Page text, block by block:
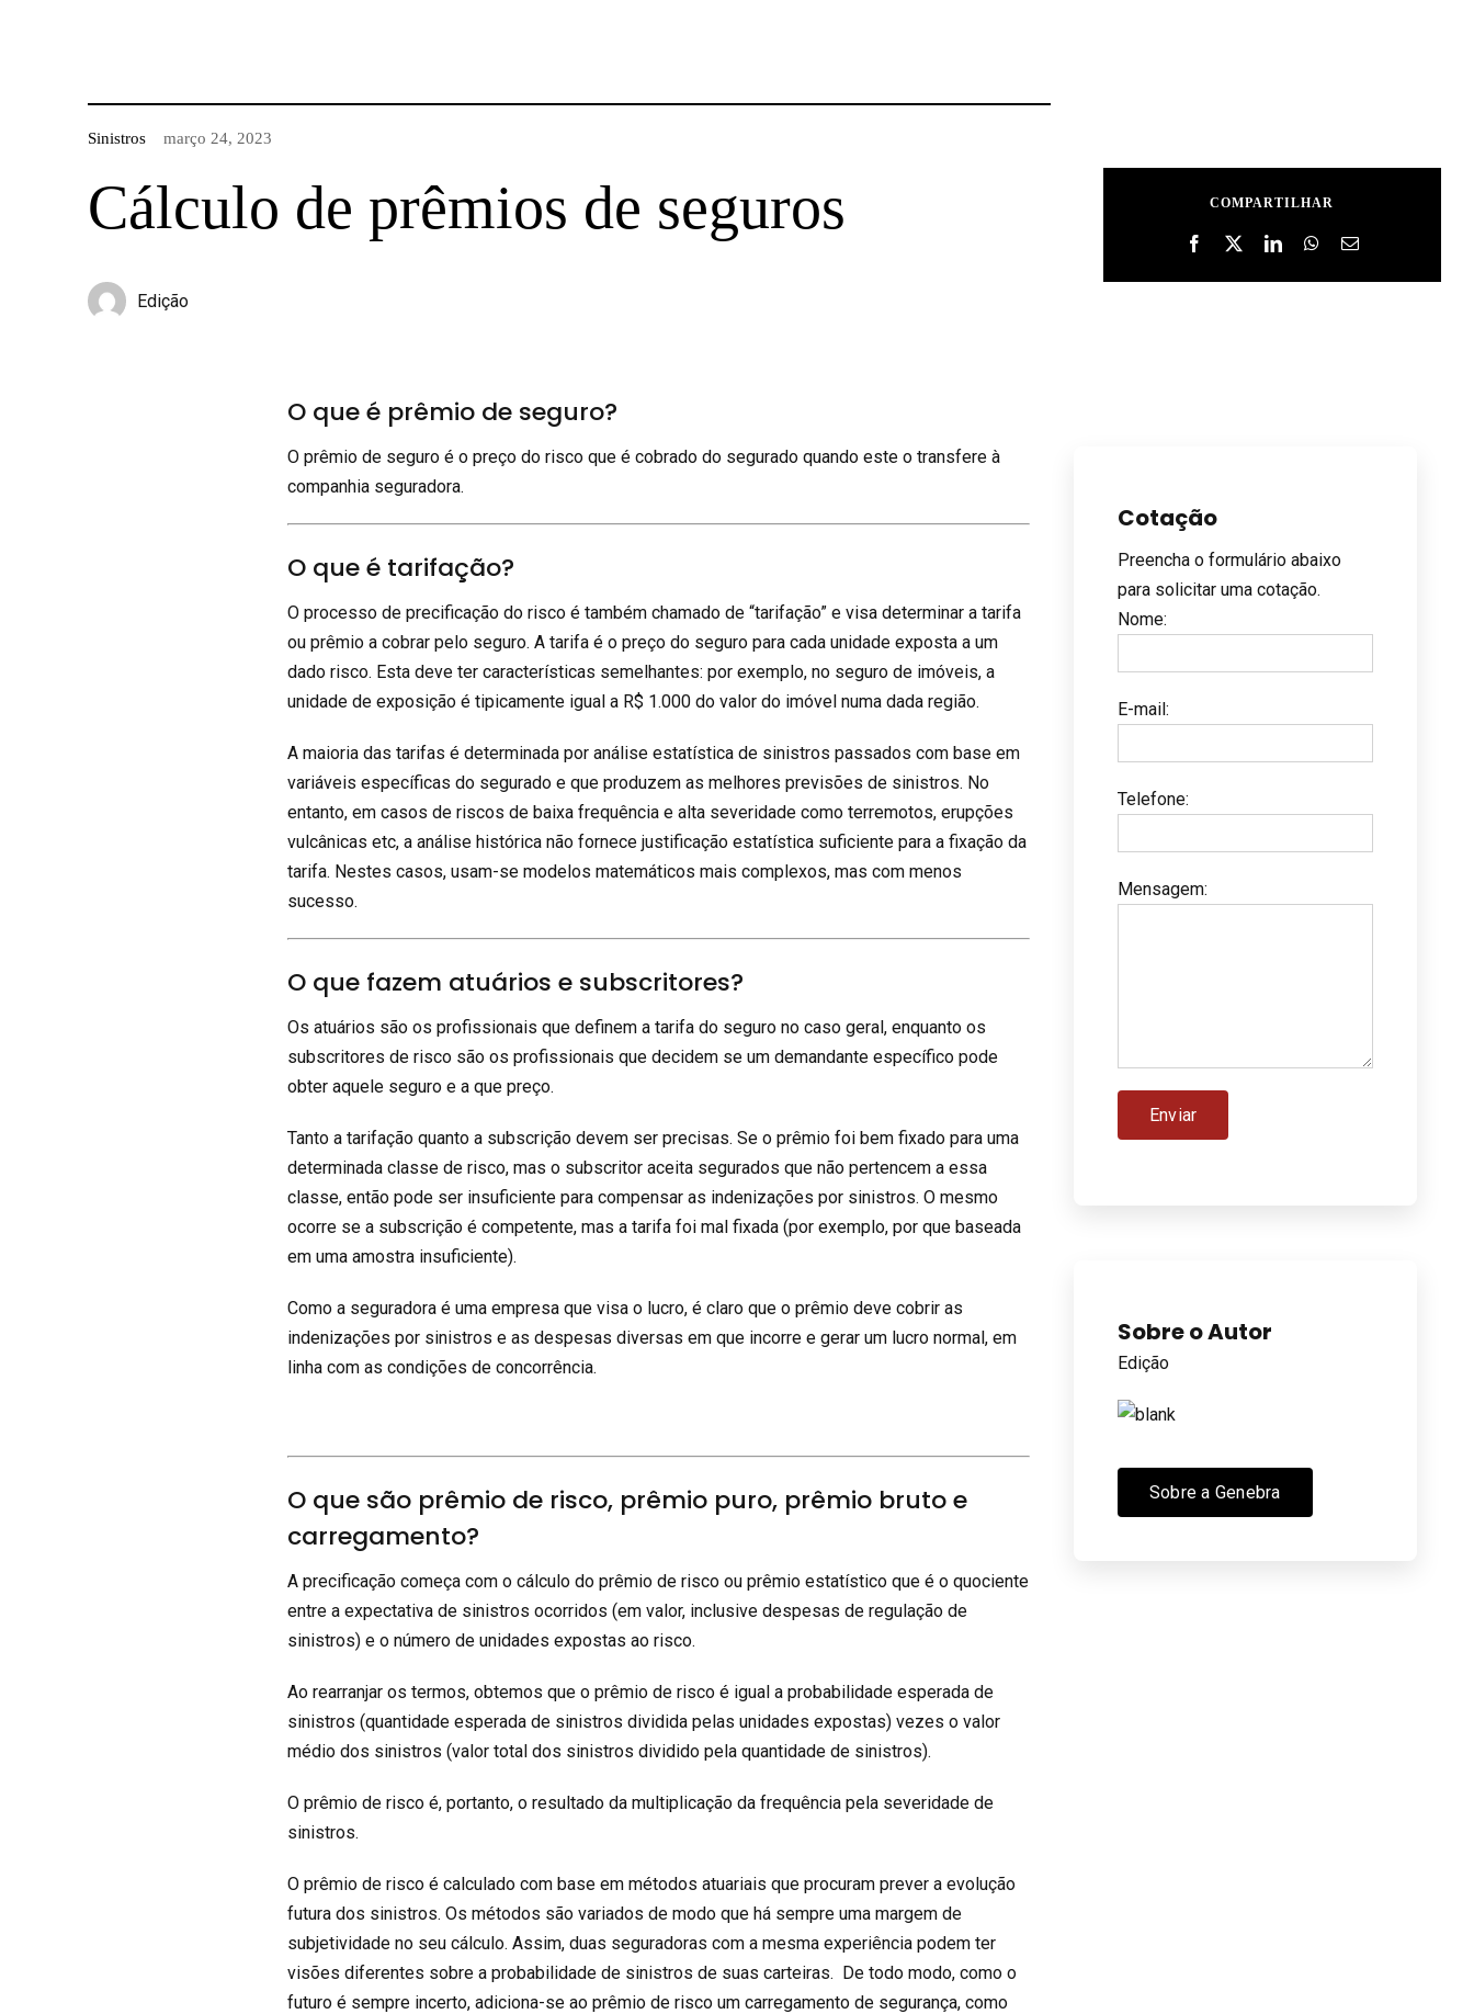
Sinistros março 24, 2023
Cálculo de prêmios de seguros
Edição
COMPARTILHAR
O que é prêmio de seguro?
O prêmio de seguro é o preço do risco que é cobrado do segurado quando este o transfere à
companhia seguradora.
O que é tarifação?
O processo de precificação do risco é também chamado de “tarifação” e visa determinar a tarifa
ou prêmio a cobrar pelo seguro. A tarifa é o preço do seguro para cada unidade exposta a um
dado risco. Esta deve ter características semelhantes: por exemplo, no seguro de imóveis, a
unidade de exposição é tipicamente igual a R$ 1.000 do valor do imóvel numa dada região.
A maioria das tarifas é determinada por análise estatística de sinistros passados com base em
variáveis específicas do segurado e que produzem as melhores previsões de sinistros. No
entanto, em casos de riscos de baixa frequência e alta severidade como terremotos, erupções
vulcânicas etc, a análise histórica não fornece justificação estatística suficiente para a fixação da
tarifa. Nestes casos, usam-se modelos matemáticos mais complexos, mas com menos
sucesso.
O que fazem atuários e subscritores?
Os atuários são os profissionais que definem a tarifa do seguro no caso geral, enquanto os
subscritores de risco são os profissionais que decidem se um demandante específico pode
obter aquele seguro e a que preço.
Tanto a tarifação quanto a subscrição devem ser precisas. Se o prêmio foi bem fixado para uma
determinada classe de risco, mas o subscritor aceita segurados que não pertencem a essa
classe, então pode ser insuficiente para compensar as indenizações por sinistros. O mesmo
ocorre se a subscrição é competente, mas a tarifa foi mal fixada (por exemplo, por que baseada
em uma amostra insuficiente).
Como a seguradora é uma empresa que visa o lucro, é claro que o prêmio deve cobrir as
indenizações por sinistros e as despesas diversas em que incorre e gerar um lucro normal, em
linha com as condições de concorrência.
O que são prêmio de risco, prêmio puro, prêmio bruto e
carregamento?
A precificação começa com o cálculo do prêmio de risco ou prêmio estatístico que é o quociente
entre a expectativa de sinistros ocorridos (em valor, inclusive despesas de regulação de
sinistros) e o número de unidades expostas ao risco.
Ao rearranjar os termos, obtemos que o prêmio de risco é igual a probabilidade esperada de
sinistros (quantidade esperada de sinistros dividida pelas unidades expostas) vezes o valor
médio dos sinistros (valor total dos sinistros dividido pela quantidade de sinistros).
O prêmio de risco é, portanto, o resultado da multiplicação da frequência pela severidade de
sinistros.
O prêmio de risco é calculado com base em métodos atuariais que procuram prever a evolução
futura dos sinistros. Os métodos são variados de modo que há sempre uma margem de
subjetividade no seu cálculo. Assim, duas seguradoras com a mesma experiência podem ter
visões diferentes sobre a probabilidade de sinistros de suas carteiras. De todo modo, como o
futuro é sempre incerto, adiciona-se ao prêmio de risco um carregamento de segurança, como
Cotação
Preencha o formulário abaixo
para solicitar uma cotação.
Nome:
E-mail:
Telefone:
Mensagem:
Sobre o Autor
Edição
Sobre a Genebra